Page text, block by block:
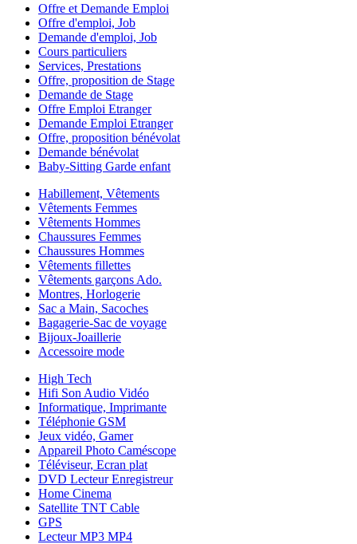
Offre et Demande Emploi
Offre d'emploi, Job
Demande d'emploi, Job
Cours particuliers
Services, Prestations
Offre, proposition de Stage
Demande de Stage
Offre Emploi Etranger
Demande Emploi Etranger
Offre, proposition bénévolat
Demande bénévolat
Baby-Sitting Garde enfant
Habillement, Vêtements
Vêtements Femmes
Vêtements Hommes
Chaussures Femmes
Chaussures Hommes
Vêtements fillettes
Vêtements garçons Ado.
Montres, Horlogerie
Sac a Main, Sacoches
Bagagerie-Sac de voyage
Bijoux-Joaillerie
Accessoire mode
High Tech
Hifi Son Audio Vidéo
Informatique, Imprimante
Téléphonie GSM
Jeux vidéo, Gamer
Appareil Photo Caméscope
Téléviseur, Ecran plat
DVD Lecteur Enregistreur
Home Cinema
Satellite TNT Cable
GPS
Lecteur MP3 MP4